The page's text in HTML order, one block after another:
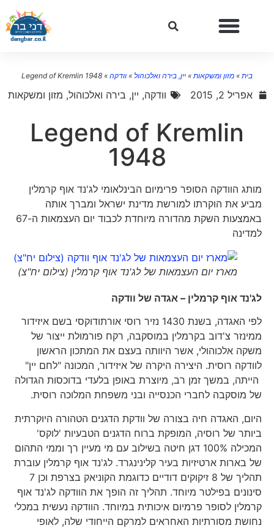
»מזון ומשקאות»יין, בירה ואלכוהול»וודקה»
Legend of Kremlin 1948
אפריל 2, 2015 וודקה,יין, בירה ואלכוהול,מזון ומשקאות
Legend of Kremlin
1948
מותג הוודקה הסופר פרימיום הבינלאומי לג'נד אוף קרמלין
מביע את הוקרתו למורשת מדינת ישראל ומברך אותה
באמצעות השקת מהדורה מיוחדת לכבוד יום העצמאות ה-67
למדינה
מארז יום העצמאות של לג'נד אוף קרמלין (צילום יח"צ)
לג'נד אוף קרמלין – אגדה של וודקה
לפי האגדה, בשנת 1430 נזיר רוסי אורתודוקסי בשם איזידור
ממינזר צ'דוב בקרמלין במוסקבה, רקח פורמולת ייצור של
משקה אלכוהולי, אשר היוותה בעצם את המתכון הראשון
לוודקה רוסית. היצירה היקרה של איזידור, המכונה "לחם יין"
הייתה, במשך זמן רב, מיוצרת באופן בלעדי בדוכסות הגדולה
של מוסקבה לחברי הכנסייה ובני משפחת המלוכה רוסית.
היום, האגדה חיה בצורה של וודקת הדגנים הטהורה היוקרתית
ביותר של רוסיה, המופקת ברוח הדגנים הטבעיות 'לוקס'
המכילה 100% דגן חיטה בשילוב עם מי מעיין רך וממי התהום
של בארות ארטיזיות בעיר קלינינגרד. לג'נד אוף קרמלין עוברת
תהליך של 8 זיקוקים דודיים כדוגמת הקוניאק בצרפת וכן 7
סינונים בפילטר מיוחד. תהליך זה הופך את הוודקה לג'נד אוף
קרמלין לסופר פרמיום איכותית במיוחד. הוודקה נעשית במכלי
נחושת מסורתיות האחראים למרקם הייחודי שלה, לאופי